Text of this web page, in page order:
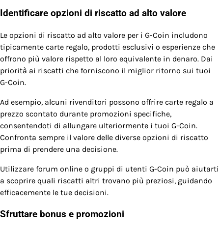
Identificare opzioni di riscatto ad alto valore
Le opzioni di riscatto ad alto valore per i G-Coin includono
tipicamente carte regalo, prodotti esclusivi o esperienze che
offrono più valore rispetto al loro equivalente in denaro. Dai
priorità ai riscatti che forniscono il miglior ritorno sui tuoi
G-Coin.
Ad esempio, alcuni rivenditori possono offrire carte regalo a
prezzo scontato durante promozioni specifiche,
consentendoti di allungare ulteriormente i tuoi G-Coin.
Confronta sempre il valore delle diverse opzioni di riscatto
prima di prendere una decisione.
Utilizzare forum online o gruppi di utenti G-Coin può aiutarti
a scoprire quali riscatti altri trovano più preziosi, guidando
efficacemente le tue decisioni.
Sfruttare bonus e promozioni